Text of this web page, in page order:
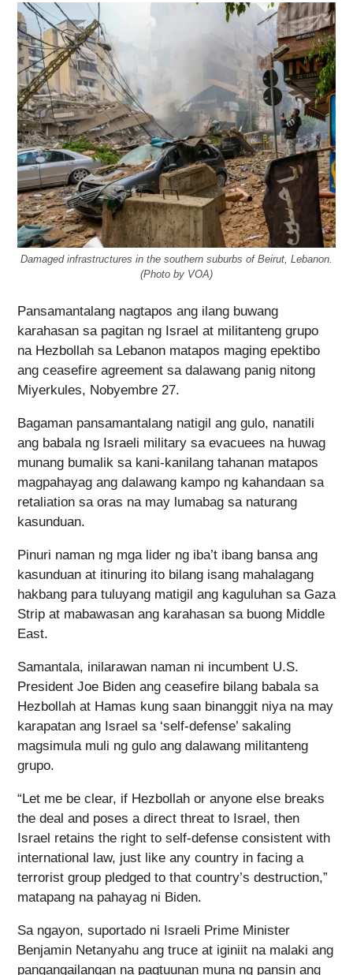
Damaged infrastructures in the southern suburbs of Beirut, Lebanon.
(Photo by VOA)
Pansamantalang nagtapos ang ilang buwang
karahasan sa pagitan ng Israel at militanteng grupo
na Hezbollah sa Lebanon matapos maging epektibo
ang ceasefire agreement sa dalawang panig nitong
Miyerkules, Nobyembre 27.
Bagaman pansamantalang natigil ang gulo, nanatili
ang babala ng Israeli military sa evacuees na huwag
munang bumalik sa kani-kanilang tahanan matapos
magpahayag ang dalawang kampo ng kahandaan sa
retaliation sa oras na may lumabag sa naturang
kasunduan.
Pinuri naman ng mga lider ng iba’t ibang bansa ang
kasunduan at itinuring ito bilang isang mahalagang
hakbang para tuluyang matigil ang kaguluhan sa Gaza
Strip at mabawasan ang karahasan sa buong Middle
East.
Samantala, inilarawan naman ni incumbent U.S.
President Joe Biden ang ceasefire bilang babala sa
Hezbollah at Hamas kung saan binanggit niya na may
karapatan ang Israel sa ‘self-defense’ sakaling
magsimula muli ng gulo ang dalawang militanteng
grupo.
“Let me be clear, if Hezbollah or anyone else breaks
the deal and poses a direct threat to Israel, then
Israel retains the right to self-defense consistent with
international law, just like any country in facing a
terrorist group pledged to that country’s destruction,”
matapang na pahayag ni Biden.
Sa ngayon, suportado ni Israeli Prime Minister
Benjamin Netanyahu ang truce at iginiit na malaki ang
pangangailangan na pagtuunan muna ng pansin ang